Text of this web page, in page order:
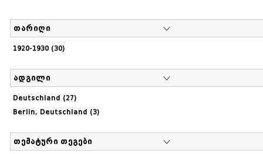
თარიღი
1920-1930 (30)
ადგილი
Deutschland (27)
Berlin, Deutschland (3)
თემატური თეგები